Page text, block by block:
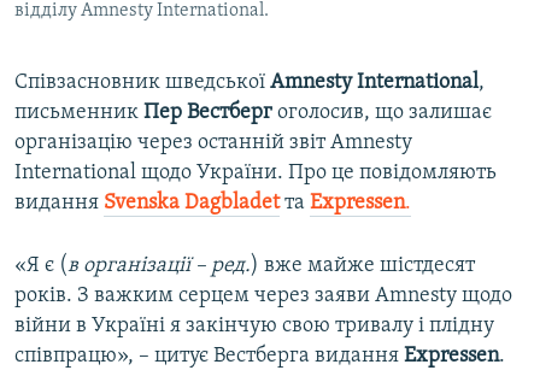
відділу Amnesty International.
Співзасновник шведської Amnesty International,
письменник Пер Вестберг оголосив, що залишає
організацію через останній звіт Amnesty
International щодо України. Про це повідомляють
видання Svenska Dagbladet та Expressen.
«Я є (в організації – ред.) вже майже шістдесят
років. З важким серцем через заяви Amnesty щодо
війни в Україні я закінчую свою тривалу і плідну
співпрацю», – цитує Вестберга видання Expressen.